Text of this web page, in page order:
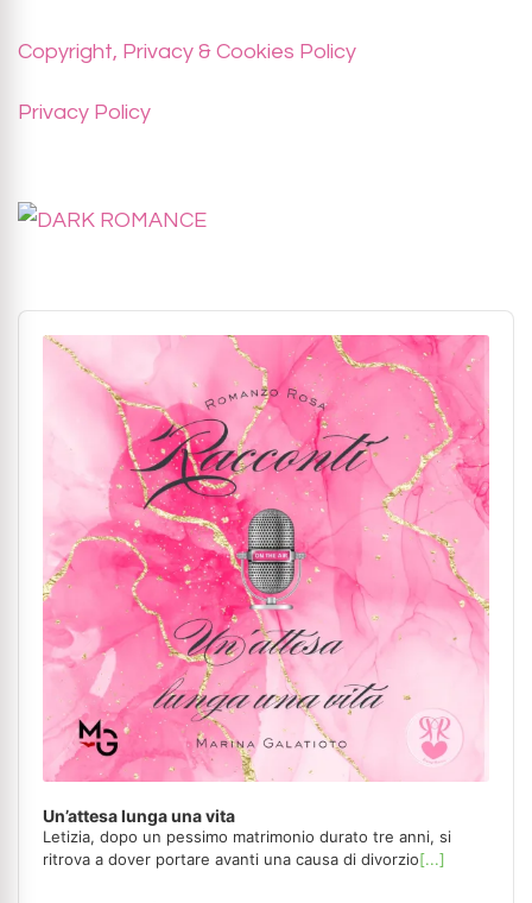
Copyright, Privacy & Cookies Policy
Privacy Policy
Audio
Player
Un’attesa lunga una vita
Letizia, dopo un pessimo matrimonio durato tre anni, si
ritrova a dover portare avanti una causa di divorzio[...]